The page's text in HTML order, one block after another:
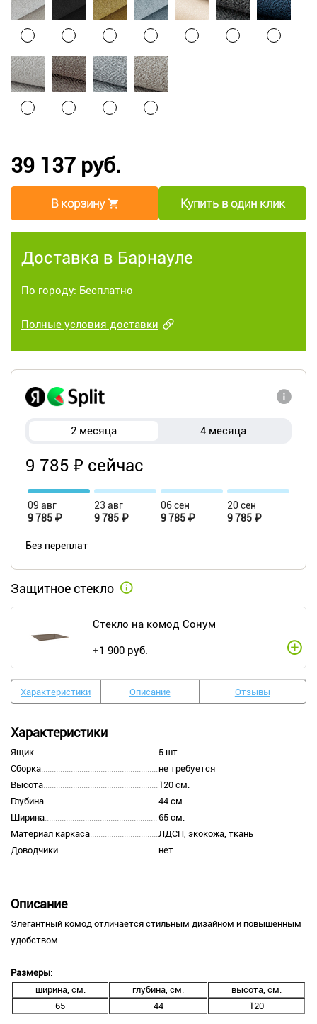
39 137 руб.
В корзину Купить в один клик
Доставка в Барнауле
По городу: Бесплатно
Полные условия доставки
2 месяца 4 месяца
9 785 ₽ сейчас
09 авг
9 785 ₽
23 авг
9 785 ₽
06 сен
9 785 ₽
20 сен
9 785 ₽
Без переплат
Защитное стекло
Стекло на комод Сонум
+1 900 руб.
Характеристики Описание Отзывы
Характеристики
Ящик
5 шт.
Сборка
не требуется
Высота
120 см.
Глубина
44 см
Ширина
65 см.
Материал каркаса
ЛДСП, экокожа, ткань
Доводчики
нет
Описание
Элегантный комод отличается стильным дизайном и повышенным
удобством.
Размеры:
ширина, см.
глубина, см.
высота, см.
65
44 120